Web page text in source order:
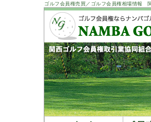
ゴルフ会員権売買／ゴルフ会員権相場情報